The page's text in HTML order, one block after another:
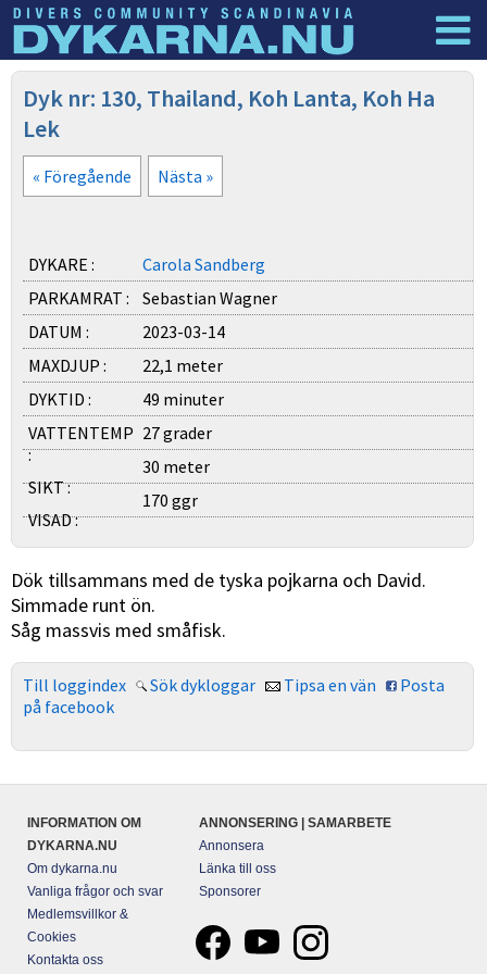
Dyknyheter
Dyk nr: 130, Thailand, Koh Lanta, Koh Ha
Lek
« Föregående Nästa »
DYKARE :
Carola Sandberg
PARKAMRAT :
Sebastian Wagner
DATUM :
2023-03-14
MAXDJUP :
22,1 meter
DYKTID :
49 minuter
VATTENTEMP
:
27 grader
SIKT :
30 meter
VISAD :
170 ggr
Dök tillsammans med de tyska pojkarna och David.
Simmade runt ön.
Såg massvis med småfisk.
Till loggindex Sök dykloggar Tipsa en vän
Posta
på facebook
INFORMATION OM
DYKARNA.NU
Om dykarna.nu
Vanliga frågor och svar
Medlemsvillkor &
Cookies
Kontakta oss
ANNONSERING | SAMARBETE
Annonsera
Länka till oss
Sponsorer